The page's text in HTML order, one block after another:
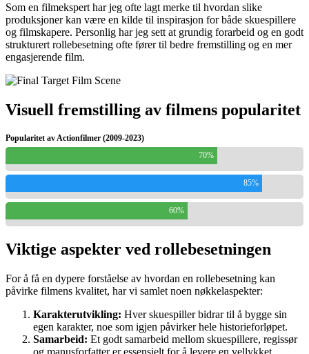
Som en filmekspert har jeg ofte lagt merke til hvordan slike
produksjoner kan være en kilde til inspirasjon for både skuespillere
og filmskapere. Personlig har jeg sett at grundig forarbeid og en godt
strukturert rollebesetning ofte fører til bedre fremstilling og en mer
engasjerende film.
Visuell fremstilling av filmens popularitet
Popularitet av Actionfilmer (2009-2023)
70%
85%
60%
Viktige aspekter ved rollebesetningen
For å få en dypere forståelse av hvordan en rollebesetning kan
påvirke filmens kvalitet, har vi samlet noen nøkkelaspekter:
Karakterutvikling: Hver skuespiller bidrar til å bygge sin
egen karakter, noe som igjen påvirker hele historieforløpet.
Samarbeid: Et godt samarbeid mellom skuespillere, regissør
og manusforfatter er essensielt for å levere en vellykket